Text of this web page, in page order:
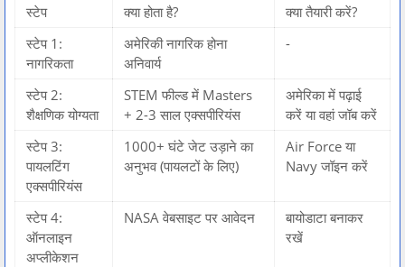
स्टेप क्या होता है?
क्या तैयारी करें?
स्टेप 1:
नागरिकता
अमेरिकी नागरिक होना
अनिवार्य
-
स्टेप 2:
शैक्षणिक योग्यता
STEM फील्ड में Masters
+ 2-3 साल एक्सपीरियंस
अमेरिका में पढ़ाई
करें या वहां जॉब करें
स्टेप 3:
पायलटिंग
एक्सपीरियंस
1000+ घंटे जेट उड़ाने का
अनुभव (पायलटों के लिए)
Air Force या
Navy जॉइन करें
स्टेप 4:
ऑनलाइन
अप्लीकेशन
NASA वेबसाइट पर आवेदन
बायोडाटा बनाकर
रखें